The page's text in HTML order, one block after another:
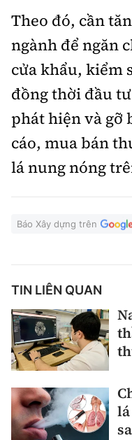
Theo đó, cần
ngành để ngăn
cửa khẩu, kiểm
đồng thời đầu
phát hiện và gỡ
cáo, mua bán
lá nung nóng
Báo Xây dựng trên
TIN LIÊN QUAN